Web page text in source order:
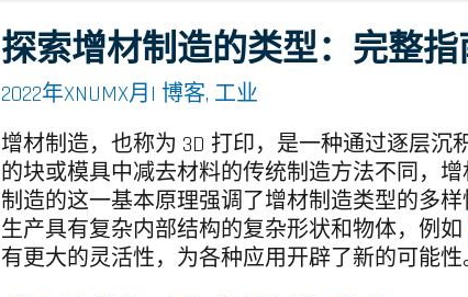
探索增材制造的类型：完整指
2022年XNUMX月| 博客, 工业
增材制造，也称为 3D 打印，是一种通过逐层
的块或模具中减去材料的传统制造方法不同，
制造的这一基本原理强调了增材制造类型的多
生产具有复杂内部结构的复杂形状和物体，例如
有更大的灵活性，为各种应用开辟了新的可能性